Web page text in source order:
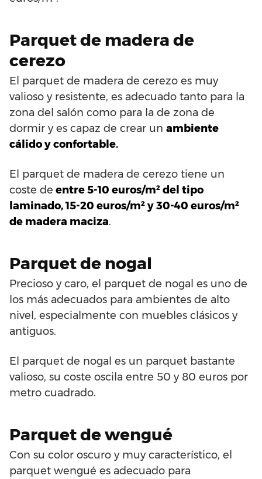
Parquet de madera de
cerezo
El parquet de madera de cerezo es muy
valioso y resistente, es adecuado tanto para la
zona del salón como para la de zona de
dormir y es capaz de crear un ambiente
cálido y confortable.
El parquet de madera de cerezo tiene un
coste de entre 5-10 euros/m² del tipo
laminado, 15-20 euros/m² y 30-40 euros/m²
de madera maciza.
Parquet de nogal
Precioso y caro, el parquet de nogal es uno de
los más adecuados para ambientes de alto
nivel, especialmente con muebles clásicos y
antiguos.
El parquet de nogal es un parquet bastante
valioso, su coste oscila entre 50 y 80 euros por
metro cuadrado.
Parquet de wengué
Con su color oscuro y muy característico, el
parquet wengué es adecuado para